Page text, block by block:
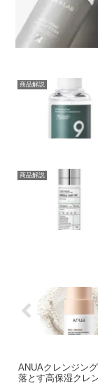
商品解説
商品解説
ANUAクレンジン
落とす高保湿クレ